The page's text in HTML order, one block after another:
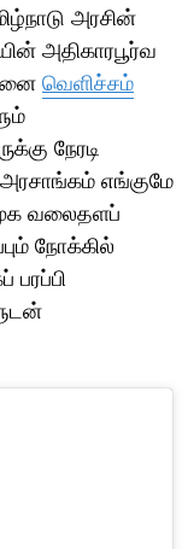
அரசின்
அதிகாரபூர்வ
வெளிச்சம்
நேரடி
எங்குமே
வலைதளப்
நோக்கில்